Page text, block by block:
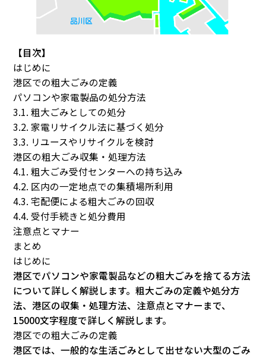
【目次】
はじめに
港区での粗大ごみの定義
パソコンや家電製品の処分方法
3.1. 粗大ごみとしての処分
3.2. 家電リサイクル法に基づく処分
3.3. リユースやリサイクルを検討
港区の粗大ごみ収集・処理方法
4.1. 粗大ごみ受付センターへの持ち込み
4.2. 区内の一定地点での集積場所利用
4.3. 宅配便による粗大ごみの回収
4.4. 受付手続きと処分費用
注意点とマナー
まとめ
はじめに
港区でパソコンや家電製品などの粗大ごみを捨てる方法
について詳しく解説します。粗大ごみの定義や処分方
法、港区の収集・処理方法、注意点とマナーまで、
15000文字程度で詳しく解説します。
港区での粗大ごみの定義
港区では、一般的な生活ごみとして出せない大型のごみ